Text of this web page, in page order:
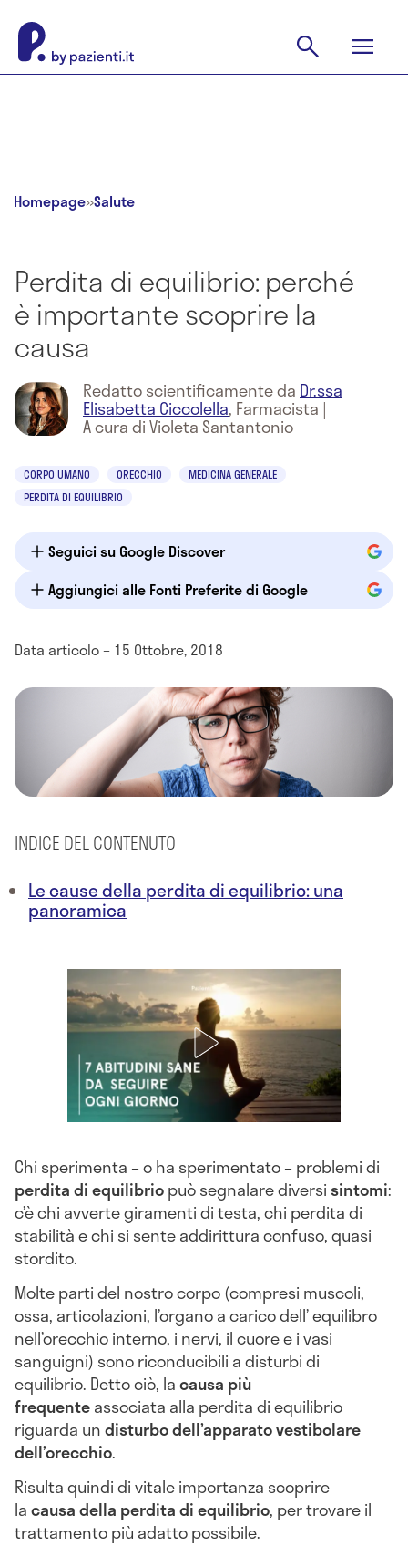
Homepage»Salute
Perdita di equilibrio: perché
è importante scoprire la
causa
Redatto scientificamente da Dr.ssa
Elisabetta Ciccolella, Farmacista |
A cura di Violeta Santantonio
CORPO UMANO ORECCHIO
MEDICINA GENERALE
PERDITA DI EQUILIBRIO
Seguici su Google Discover
Aggiungici alle Fonti Preferite di Google
Data articolo – 15 Ottobre, 2018
INDICE DEL CONTENUTO
Le cause della perdita di equilibrio: una
panoramica
Chi sperimenta – o ha sperimentato – problemi di
perdita di equilibriopuò segnalare diversisintomi:
c’è chi avverte giramenti di testa, chi perdita di
stabilità e chi si sente addirittura confuso, quasi
stordito.
Molte parti del nostro corpo (compresi muscoli,
ossa, articolazioni, l’organo a carico dell’ equilibro
nell’orecchio interno, i nervi, il cuore e i vasi
sanguigni) sono riconducibili a disturbi di
equilibrio. Detto ciò, lacausa più
frequenteassociata alla perdita di equilibrio
riguarda undisturbo dell’apparato vestibolare
dell’orecchio.
Risulta quindi di vitale importanza scoprire
lacausa della perdita di equilibrio, per trovare il
trattamento più adatto possibile.